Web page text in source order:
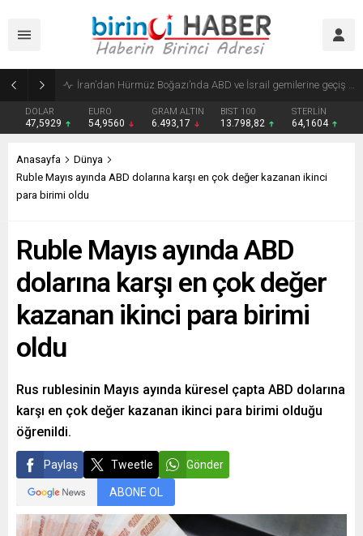
İran’dan Trump’a tepki: Başarısız bir tiyatro diplomasisi
DOLAR
47,5929
EURO
54,9560
GRAM ALTIN
6.493,17
BIST 100
13.798,82
STERLİN
64,1604
Anasayfa
Dünya
Ruble Mayıs ayında ABD dolarına karşı en çok değer kazanan ikinci
para birimi oldu
Ruble Mayıs ayında ABD
dolarına karşı en çok değer
kazanan ikinci para birimi
oldu
Rus rublesinin Mayıs ayında küresel çapta ABD dolarına
karşı en çok değer kazanan ikinci para birimi olduğu
öğrenildi.
Paylaş Tweetle Gönder
ABONE OL